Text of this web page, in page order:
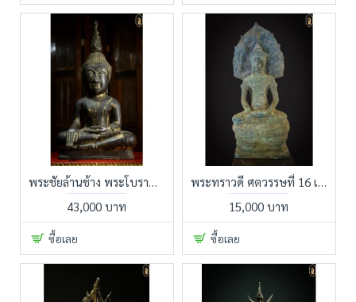
พระชัยล้านช้าง พระโบราณอาณาจักรล้านช้างมีพระลักษณะอวบอิ่ม พระเศียรโต อยู่ในท่าปางมารวิชัย พระเนตรฝังมุก เปลวพระเกตุเป็นรูปอุณาโลม ถอดแยกชิ้นได้
43,000 บาท
ซื้อเลย
พระทราวดี ศตวรรษที่ 16 เนื้อทองสำริดสนิมหยกงานเก่าเก็บสมบัติใต้ดิน
15,000 บาท
ซื้อเลย